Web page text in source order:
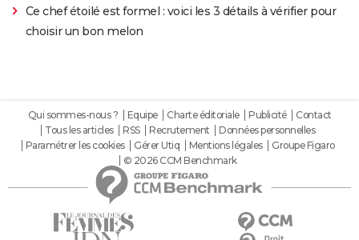
Ce chef étoilé est formel : voici les 3 détails à vérifier pour
choisir un bon melon
Qui sommes-nous ? Equipe Charte éditoriale Publicité
Contact
Tous les articles
RSS Recrutement
Données personnelles
Paramétrer les cookies
Gérer Utiq Mentions légales
Groupe Figaro
© 2026 CCM Benchmark